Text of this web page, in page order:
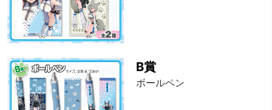
B賞
ボールペン